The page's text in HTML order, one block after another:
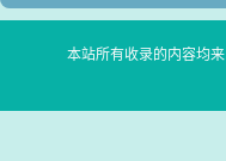
本站所有收录的内容均